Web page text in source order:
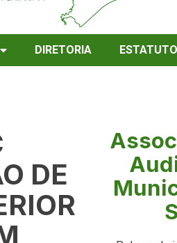
DIRETORIA ESTATUTO
DE